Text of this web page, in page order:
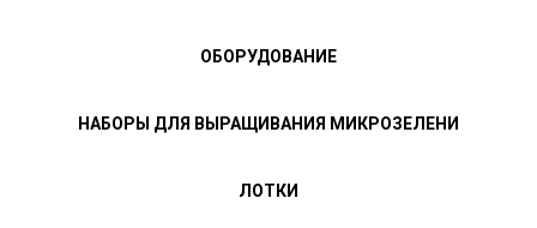
ОБОРУДОВАНИЕ
НАБОРЫ ДЛЯ ВЫРАЩИВАНИЯ МИКРОЗЕЛЕНИ
ЛОТКИ